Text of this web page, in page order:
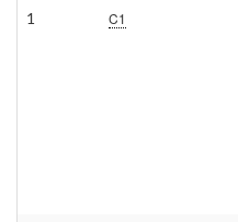
1 C1